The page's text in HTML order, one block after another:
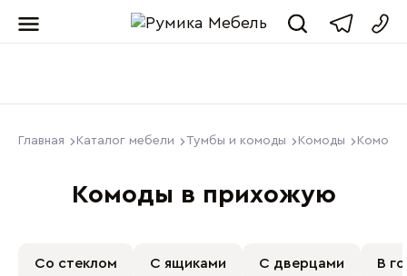
Мебель от
Главная Каталог мебели Тумбы и комоды Комоды
Комоды в прихожую
Со стеклом С ящиками С дверцами В